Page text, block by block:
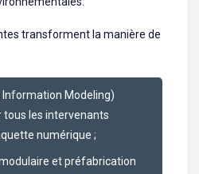
transforment la manière de
Information Modeling)
tous les intervenants
numérique ;
et préfabrication